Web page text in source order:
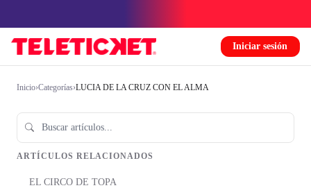
Iniciar sesión
Inicio›Categorías›LUCIA DE LA CRUZ CON EL ALMA
ARTÍCULOS RELACIONADOS
EL CIRCO DE TOPA